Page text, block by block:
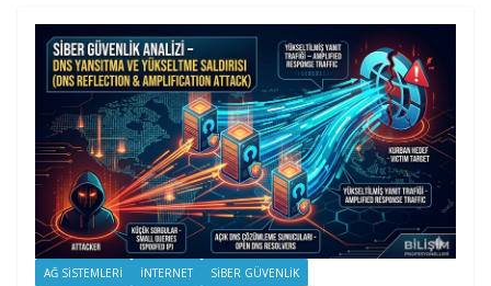
AĞ SISTEMLERI İNTERNET SIBER GÜVENLIK